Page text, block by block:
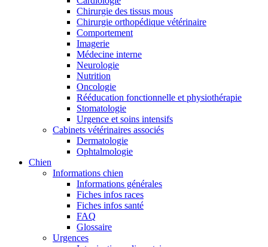
Chirurgie des tissus mous
Chirurgie orthopédique vétérinaire
Comportement
Imagerie
Médecine interne
Neurologie
Nutrition
Oncologie
Rééducation fonctionnelle et physiothérapie
Stomatologie
Urgence et soins intensifs
Cabinets vétérinaires associés
Dermatologie
Ophtalmologie
Chien
Informations chien
Informations générales
Fiches infos races
Fiches infos santé
FAQ
Glossaire
Urgences